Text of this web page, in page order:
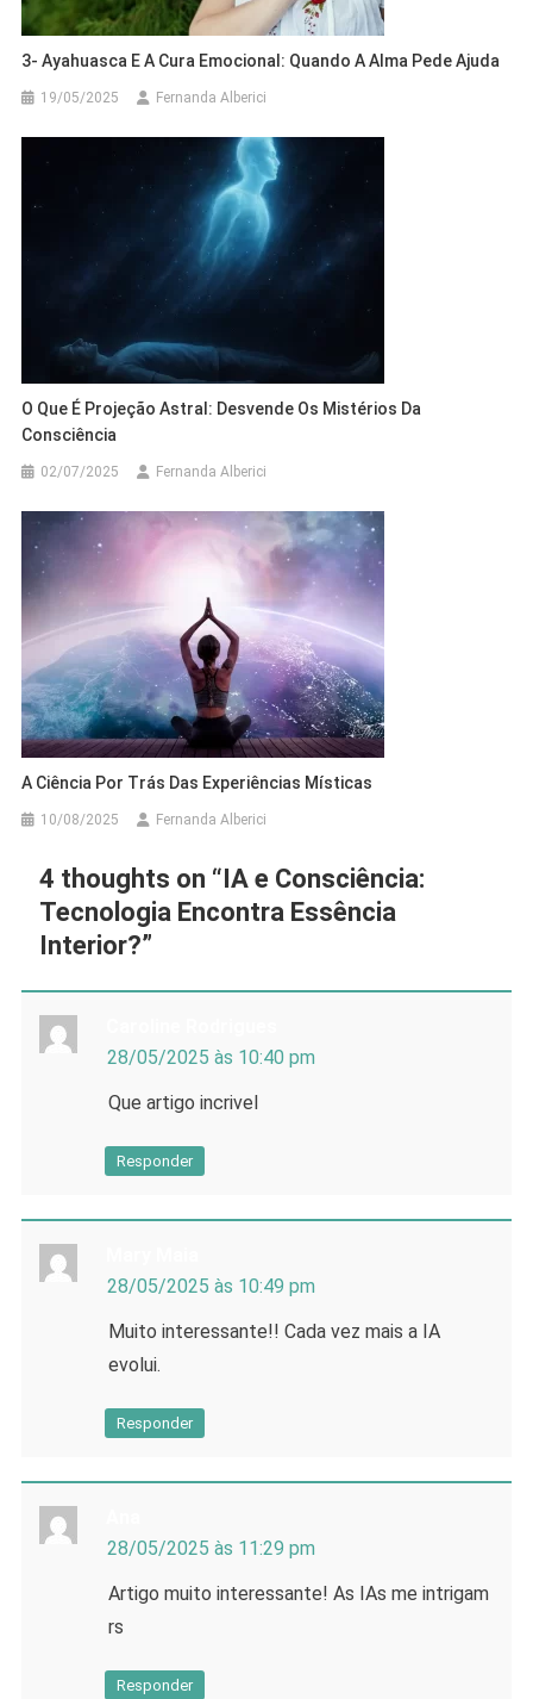
3- Ayahuasca E A Cura Emocional: Quando A Alma Pede Ajuda
19/05/2025 Fernanda Alberici
O Que É Projeção Astral: Desvende Os Mistérios Da
Consciência
02/07/2025 Fernanda Alberici
A Ciência Por Trás Das Experiências Místicas
10/08/2025 Fernanda Alberici
4 thoughts on “ IA e Consciência:
Tecnologia Encontra Essência
Interior?”
28/05/2025 às 10:40 pm
Que artigo incrivel
Responder
28/05/2025 às 10:49 pm
Muito interessante!! Cada vez mais a IA
evolui.
Responder
28/05/2025 às 11:29 pm
Artigo muito interessante! As IAs me intrigam
rs
Responder